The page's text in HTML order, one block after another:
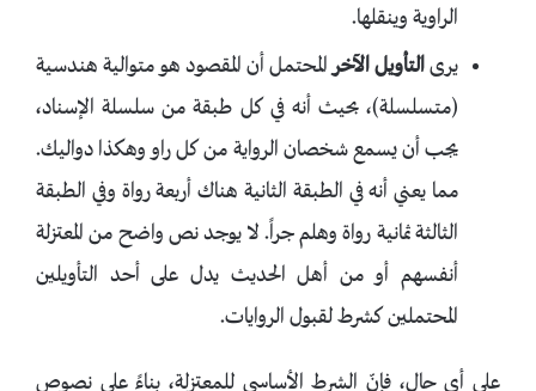
الراوية وينقلها.
يرىالتأويل الآخرالمحتمل أن المقصود هو متوالية هندسية
(متسلسلة)، بحيث أنه في كل طبقة من سلسلة الإسناد،
يجب أن يسمع شخصان الرواية من كل راو وهكذا دواليك.
مما يعني أنه في الطبقة الثانية هناك أربعة رواة وفي الطبقة
الثالثة ثمانية رواة وهلم جراً. لا يوجد نص واضح من المعتزلة
أنفسهم أو من أهل الحديث يدل على أحد التأويلين
المحتملين كشرط لقبول الروايات.
على أي حال، فإنّ الشرط الأساسي للمعتزلة، بناءً على نصوص